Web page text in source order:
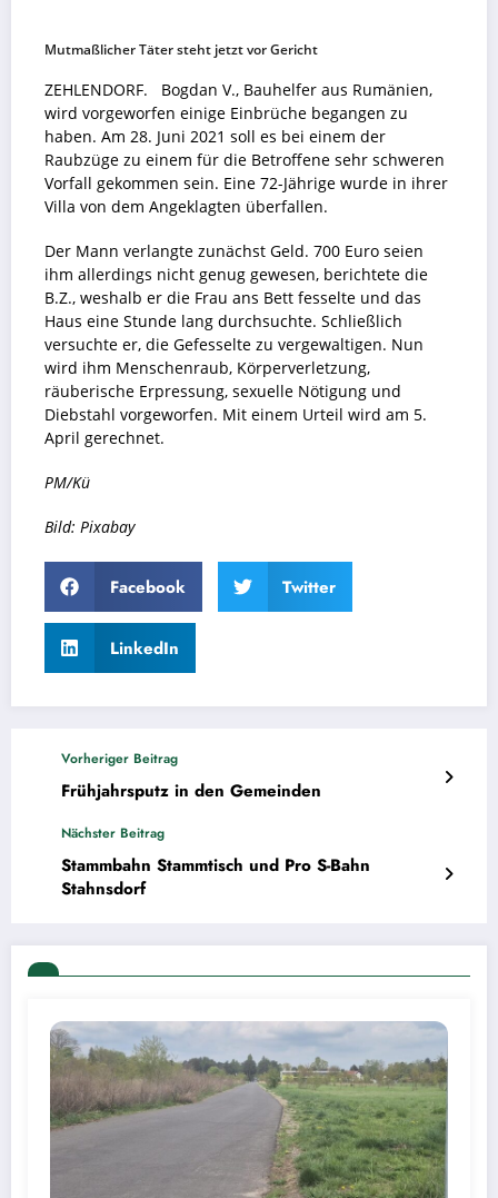
Mutmaßlicher Täter steht jetzt vor Gericht
ZEHLENDORF. Bogdan V., Bauhelfer aus Rumänien,
wird vorgeworfen einige Einbrüche begangen zu
haben. Am 28. Juni 2021 soll es bei einem der
Raubzüge zu einem für die Betroffene sehr schweren
Vorfall gekommen sein. Eine 72-Jährige wurde in ihrer
Villa von dem Angeklagten überfallen.
Der Mann verlangte zunächst Geld. 700 Euro seien
ihm allerdings nicht genug gewesen, berichtete die
B.Z., weshalb er die Frau ans Bett fesselte und das
Haus eine Stunde lang durchsuchte. Schließlich
versuchte er, die Gefesselte zu vergewaltigen. Nun
wird ihm Menschenraub, Körperverletzung,
räuberische Erpressung, sexuelle Nötigung und
Diebstahl vorgeworfen. Mit einem Urteil wird am 5.
April gerechnet.
PM/Kü
Bild: Pixabay
Facebook Twitter
LinkedIn
Vorheriger Beitrag
Frühjahrsputz in den Gemeinden
Nächster Beitrag
Stammbahn Stammtisch und Pro S-Bahn
Stahnsdorf